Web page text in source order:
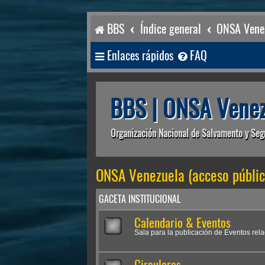
BBS Índice general
ONSA
Enlaces rápidos
FAQ
BBS | ONSA
Organización Nacional de Salvamento y
ONSA Venezuela (acceso
GACETA INSTITUCIONAL
Calendario & Eventos
Sala para la publicación de Eventos